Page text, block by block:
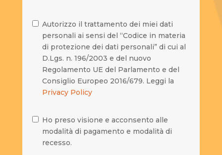
Autorizzo il trattamento dei miei dati
personali ai sensi del “Codice in materia
di protezione dei dati personali” di cui al
D.Lgs. n. 196/2003 e del nuovo
Regolamento UE del Parlamento e del
Consiglio Europeo 2016/679. Leggi la
Privacy Policy
Ho preso visione e acconsento alle
modalità di pagamento e modalità di
recesso.